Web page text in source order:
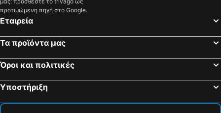
Ettal, spa hotels
Kaltenbach, spa hotels
Hart, spa hotels
Götzens, spa hotels
Φίνκενμπεργκ, spa hotels
Murnau, spa hotels
Ασάου, spa hotels
Κράμσαχ, spa hotels
προτιμώμενη πηγή στο Google.
Εταιρεία
Τα προϊόντα μας
Όροι και πολιτικές
Υποστήριξη